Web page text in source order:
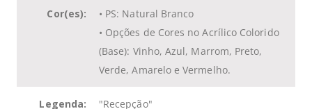
Cor(es):
• PS: Natural Branco
• Opções de Cores no Acrílico Colorido
(Base): Vinho, Azul, Marrom, Preto,
Verde, Amarelo e Vermelho.
Legenda: "Recepção"